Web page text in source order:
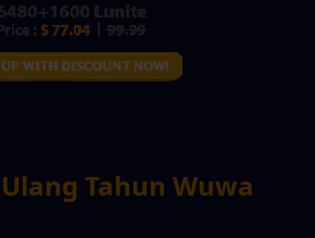
Ulang Tahun Wuwa